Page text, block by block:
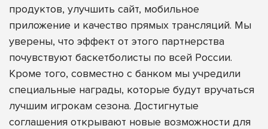
продуктов, улучшить сайт, мобильное
приложение и качество прямых трансляций. Мы
уверены, что эффект от этого партнерства
почувствуют баскетболисты по всей России.
Кроме того, совместно с банком мы учредили
специальные награды, которые будут вручаться
лучшим игрокам сезона. Достигнутые
соглашения открывают новые возможности для